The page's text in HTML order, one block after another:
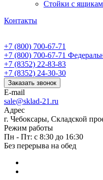
Стойки с
Контакты
+7 (800) 700-67-71
+7 (800) 700-67-71
+7 (8352) 22-83-83
+7 (8352) 24-30-30
Заказать звонок
E-mail
sale@sklad-21.ru
Адрес
г. Чебоксары, Складской
Режим работы
Пн - Пт: с 8:30 до 16:30
Без перерыва на обед